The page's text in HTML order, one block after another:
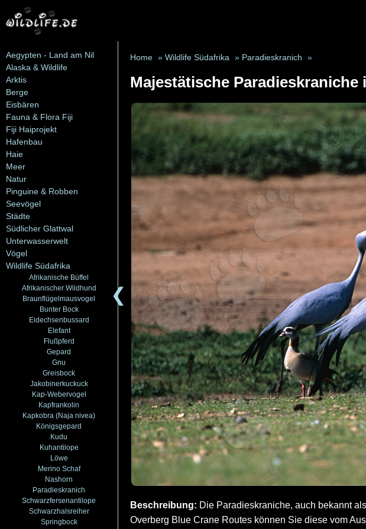
Aegypten - Land am Nil
Alaska & Wildlife
Arktis
Berge
Eisbären
Fauna & Flora Fiji
Fiji Haiprojekt
Hafenbau
Haie
Meer
Natur
Pinguine & Robben
Seevögel
Städte
Südlicher Glattwal
Unterwasserwelt
Vögel
Wildlife Südafrika
Afrikanische Büffel
Afrikanischer Wildhund
Braunflügelmausvogel
Bunter Bock
Eidechsenbussard
Elefant
Flußpferd
Gepard
Gnu
Greisbock
Jakobinerkuckuck
Kap-Webervogel
Kapfrankolin
Kapkobra (Naja nivea)
Königsgepard
Kudu
Kuhantilope
Löwe
Merino Schaf
Nashorn
Paradieskranich
Schwarzfersenantilope
Schwarzhalsreiher
Springbock
Home » Wildlife Südafrika » Paradieskranich »
Majestätische Paradieskraniche
❮
Beschreibung: Die Paradieskraniche, auch bekannt
Overberg Blue Crane Routes können Sie diese vom